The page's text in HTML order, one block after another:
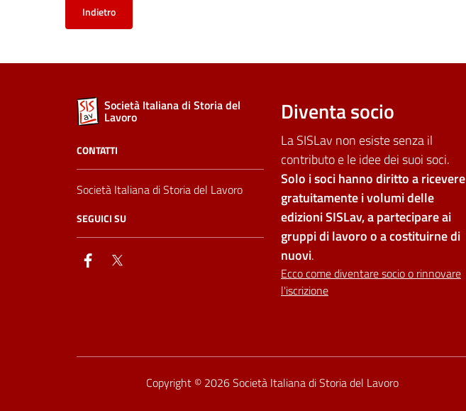
Indietro
Società Italiana di Storia del
Lavoro
CONTATTI
Società Italiana di Storia del Lavoro
SEGUICI SU
facebook
Diventa socio
La SISLav non esiste senza il
contributo e le idee dei suoi soci.
Solo i soci hanno diritto a ricevere
gratuitamente i volumi delle
edizioni SISLav, a partecipare ai
gruppi di lavoro o a costituirne di
nuovi.
Ecco come diventare socio o rinnovare
l'iscrizione
Dichiarazione di accessibilità
Copyright © 2026Società Italiana di Storia del Lavoro